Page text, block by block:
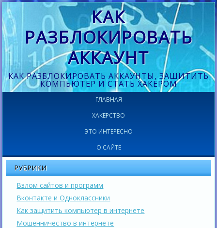
КАК
РАЗБЛОКИРОВАТЬ
АККАУНТ
КАК РАЗБЛОКИРОВАТЬ АККАУНТЫ, ЗАЩИТИТЬ
КОМПЬЮТЕР И СТАТЬ ХАКЕРОМ
ГЛАВНАЯ
ХАКЕРСТВО
ЭТО ИНТЕРЕСНО
О САЙТЕ
РУБРИКИ
Взлом сайтов и программ
Вконтакте и Одноклассники
Как защитить компьютер в интернете
Мошенничество в интернете